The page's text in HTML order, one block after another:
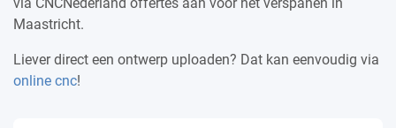
Maastricht.
Liever direct een ontwerp uploaden? Dat kan eenvoudig via
online cnc!